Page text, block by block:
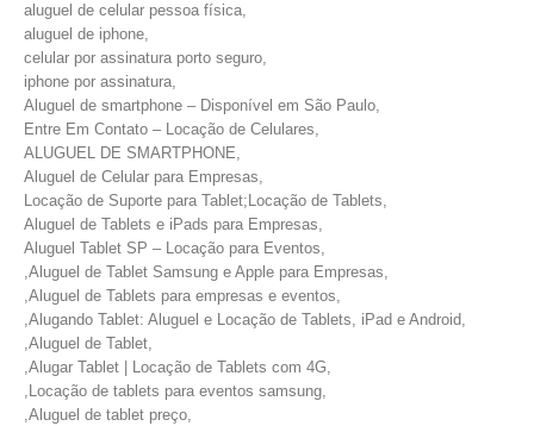
aluguel de celular pessoa física,
aluguel de iphone,
celular por assinatura porto seguro,
iphone por assinatura,
Aluguel de smartphone – Disponível em São Paulo,
Entre Em Contato – Locação de Celulares,
ALUGUEL DE SMARTPHONE,
Aluguel de Celular para Empresas,
Locação de Suporte para Tablet;Locação de Tablets,
Aluguel de Tablets e iPads para Empresas,
Aluguel Tablet SP – Locação para Eventos,
,Aluguel de Tablet Samsung e Apple para Empresas,
,Aluguel de Tablets para empresas e eventos,
,Alugando Tablet: Aluguel e Locação de Tablets, iPad e Android,
,Aluguel de Tablet,
,Alugar Tablet | Locação de Tablets com 4G,
,Locação de tablets para eventos samsung,
,Aluguel de tablet preço,